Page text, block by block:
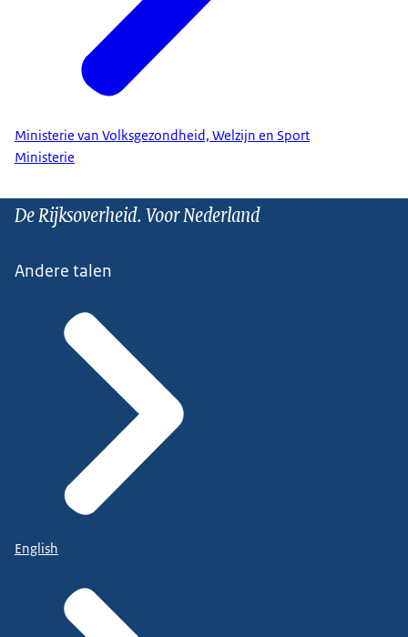
Ministerie van Volksgezondheid, Welzijn en Sport
Ministerie
De Rijksoverheid. Voor Nederland
Andere talen
English